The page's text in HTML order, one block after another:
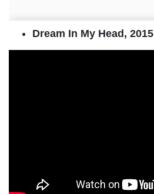
Dream In My Head, 2015